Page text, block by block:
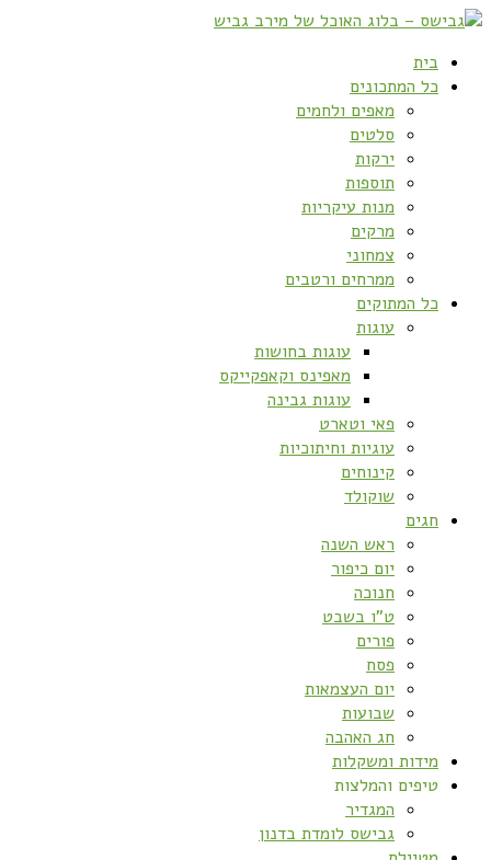
בית
כל המתכונים
מאפים ולחמים
סלטים
ירקות
תוספות
מנות עיקריות
מרקים
צמחוני
ממרחים ורטבים
כל המתוקים
עוגות
עוגות בחושות
מאפינס וקאפקייקס
עוגות גבינה
פאי וטארט
עוגיות וחיתוכיות
קינוחים
שוקולד
חגים
ראש השנה
יום כיפור
חנוכה
ט”ו בשבט
פורים
פסח
יום העצמאות
שבועות
חג האהבה
מידות ומשקלות
טיפים והמלצות
המגדיר
גבישס לומדת בדנון